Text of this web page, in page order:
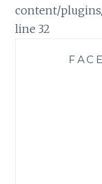
content/
line 32